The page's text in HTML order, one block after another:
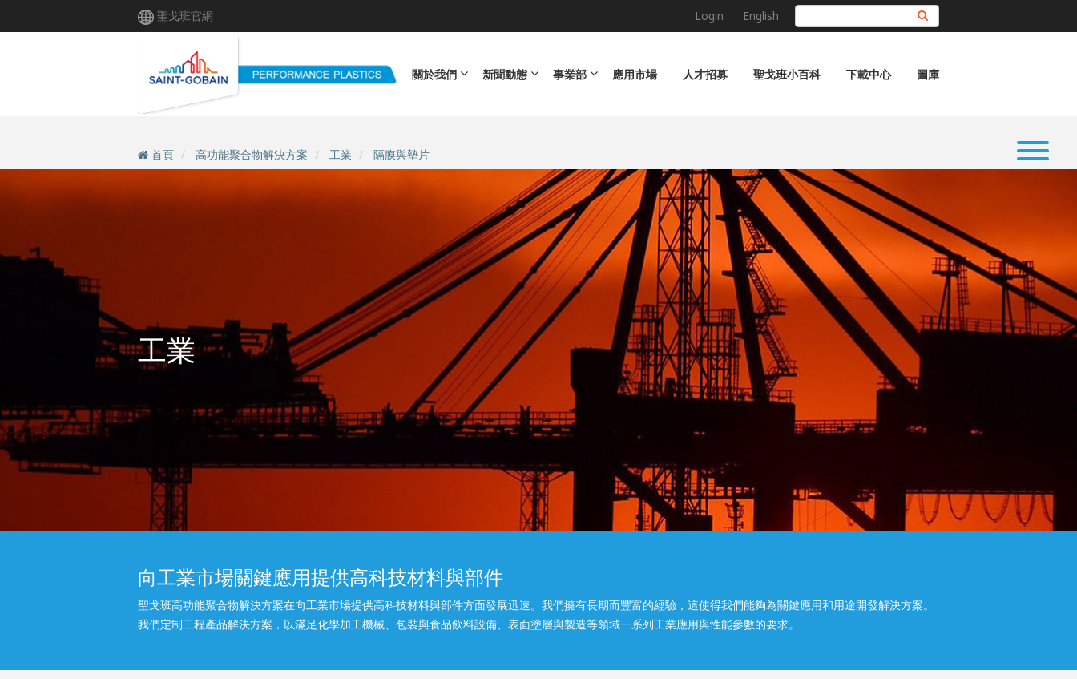
聖戈班官網 Login English
關於我們 新聞動態 事業部 應用市場 人才招募 聖戈班小百科 下載中心 圖庫
首頁 高功能聚合物解決方案 工業 隔膜與墊片
工業
向工業市場關鍵應用提供高科技材料與部件
聖戈班高功能聚合物解決方案在向工業市場提供高科技材料與部件方面發展迅速。我們擁有長期而豐富的經驗，這使得我們能夠為關鍵應用和用途開發解決方案。
我們定制工程產品解決方案，以滿足化學加工機械、包裝與食品飲料設備、表面塗層與製造等領域一系列工業應用與性能參數的要求。